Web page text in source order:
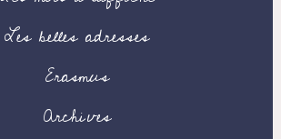
Les belles adresses
Erasmus
Archives